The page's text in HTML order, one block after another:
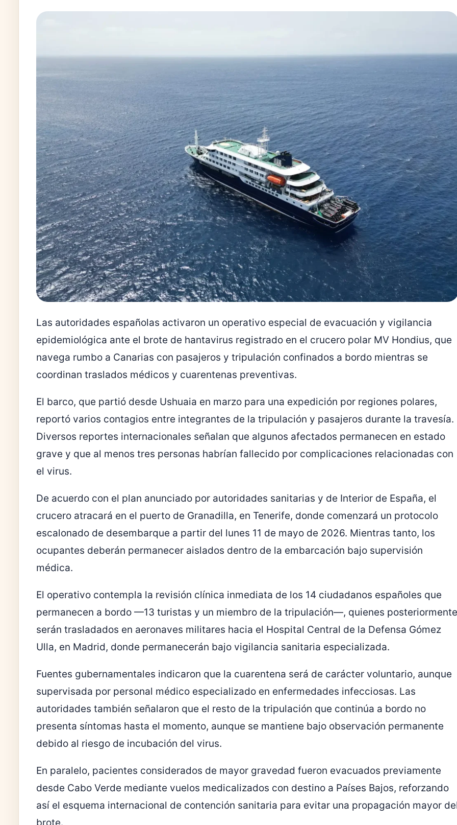
Las autoridades españolas activaron un operativo especial de evacuación y vigilancia
epidemiológica ante el brote de hantavirus registrado en el crucero polar MV Hondius, que
navega rumbo a Canarias con pasajeros y tripulación confinados a bordo mientras se
coordinan traslados médicos y cuarentenas preventivas.
El barco, que partió desde Ushuaia en marzo para una expedición por regiones polares,
reportó varios contagios entre integrantes de la tripulación y pasajeros durante la travesía.
Diversos reportes internacionales señalan que algunos afectados permanecen en estado
grave y que al menos tres personas habrían fallecido por complicaciones relacionadas con
el virus.
De acuerdo con el plan anunciado por autoridades sanitarias y de Interior de España, el
crucero atracará en el puerto de Granadilla, en Tenerife, donde comenzará un protocolo
escalonado de desembarque a partir del lunes 11 de mayo de 2026. Mientras tanto, los
ocupantes deberán permanecer aislados dentro de la embarcación bajo supervisión
médica.
El operativo contempla la revisión clínica inmediata de los 14 ciudadanos españoles que
permanecen a bordo —13 turistas y un miembro de la tripulación—, quienes posteriormente
serán trasladados en aeronaves militares hacia el Hospital Central de la Defensa Gómez
Ulla, en Madrid, donde permanecerán bajo vigilancia sanitaria especializada.
Fuentes gubernamentales indicaron que la cuarentena será de carácter voluntario, aunque
supervisada por personal médico especializado en enfermedades infecciosas. Las
autoridades también señalaron que el resto de la tripulación que continúa a bordo no
presenta síntomas hasta el momento, aunque se mantiene bajo observación permanente
debido al riesgo de incubación del virus.
En paralelo, pacientes considerados de mayor gravedad fueron evacuados previamente
desde Cabo Verde mediante vuelos medicalizados con destino a Países Bajos, reforzando
así el esquema internacional de contención sanitaria para evitar una propagación mayor